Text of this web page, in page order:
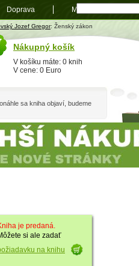
Jozef Gregor: Ženský zákon
je predaná.
si ale zadať
na knihu
sa kniha objaví, budeme
Nákupný košík
V košíku máte: 0 knih
V cene: 0 Euro
Doprava Mapa